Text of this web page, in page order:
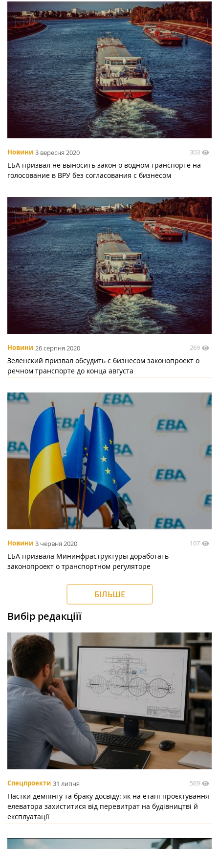
Новини 3 вересня 2020 303
ЕБА призвал не выносить закон о водном транспорте на
голосование в ВРУ без согласования с бизнесом
Новини 26 серпня 2020 269
Зеленский призвал обсудить с бизнесом законопроект о
речном транспорте до конца августа
Новини 3 червня 2020 107
ЕБА призвала Мининфраструктуры доработать
законопроект о транспортном регуляторе
БІЛЬШЕ
Вибір редакціїї
Спецпроекти 31 липня 569
Пастки демпінгу та браку досвіду: як на етапі проєктування
елеватора захиститися від перевитрат на будівництві й
експлуатації